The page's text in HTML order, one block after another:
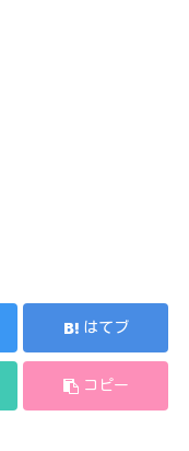
はてブ
コピー